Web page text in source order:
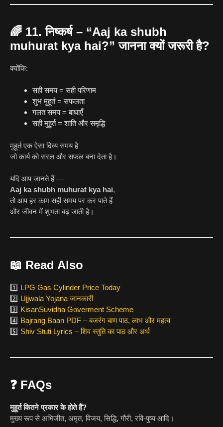
🌈 11. निष्कर्ष – “Aaj ka shubh
muhurat kya hai?” जानना क्यों जरूरी है?
क्योंकि:
सही समय = सही परिणाम
शुभ मुहूर्त = सफलता
गलत समय = बाधाएँ
सही मुहूर्त = शांति और समृद्धि
मुहूर्त एक ऐसा दिव्य समय है
जो कार्य को सरल और सफल बना देता है।
यदि आप जानते हैं —
Aaj ka shubh muhurat kya hai,
तो आप हर काम सही समय पर कर पाते हैं
और जीवन में शुभता बढ़ जाती है।
📖 Read Also
1️⃣ LPG Gas Cylinder Price Today
2️⃣ Ujjwala Yojana जानकारी
3️⃣ KisanSuvidha Goverment Scheme
4️⃣ Bajrang Baan PDF – बजरंग बाण पाठ, लाभ और महत्व
5️⃣ Shiv Stuti Lyrics – शिव स्तुति का पाठ और अर्थ
❓ FAQs
मुहूर्त कितने प्रकार के होते हैं?
मुख्य रूप से अभिजीत, अमृत, विजय, सिद्धि, गौरी, रवि-पुष्य आदि।